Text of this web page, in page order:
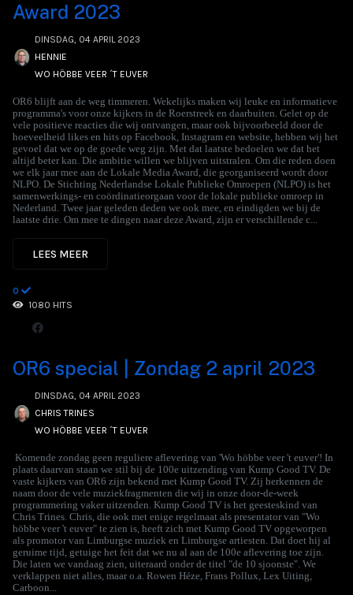
Award 2023
DINSDAG, 04 APRIL 2023
HENNIE
WO HÖBBE VEER ´T EUVER
OR6 blijft aan de weg timmeren. Wekelijks maken wij leuke en informatieve
programma's voor onze kijkers in de Roerstreek en daarbuiten. Gelet op de
vele positieve reacties die wij ontvangen, maar ook bijvoorbeeld door de
hoeveelheid likes en hits op Facebook, Instagram en website, hebben wij het
gevoel dat we op de goede weg zijn. Met dat laatste bedoelen we dat het
altijd beter kan. Die ambitie willen we blijven uitstralen. Om die reden doen
we elk jaar mee aan de Lokale Media Award, die georganiseerd wordt door
NLPO. De Stichting Nederlandse Lokale Publieke Omroepen (NLPO) is het
samenwerkings- en coördinatieorgaan voor de lokale publieke omroep in
Nederland. Twee jaar geleden deden we ook mee, en eindigden we bij de
laatste drie. Om mee te dingen naar deze Award, zijn er verschillende c...
LEES MEER
0
1080 HITS
OR6 special | Zondag 2 april 2023
DINSDAG, 04 APRIL 2023
CHRIS TRINES
WO HÖBBE VEER ´T EUVER
Komende zondag geen reguliere aflevering van 'Wo höbbe veer 't euver'! In
plaats daarvan staan we stil bij de 100e uitzending van Kump Good TV. De
vaste kijkers van OR6 zijn bekend met Kump Good TV. Zij herkennen de
naam door de vele muziekfragmenten die wij in onze door-de-week
programmering vaker uitzenden. Kump Good TV is het geesteskind van
Chris Trines. Chris, die ook met enige regelmaat als presentator van "Wo
höbbe veer 't euver" te zien is, heeft zich met Kump Good TV opgeworpen
als promotor van Limburgse muziek en Limburgse artiesten. Dat doet hij al
geruime tijd, getuige het feit dat we nu al aan de 100e aflevering toe zijn.
Die laten we vandaag zien, uiteraard onder de titel "de 10 sjoonste". We
verklappen niet alles, maar o.a. Rowen Héze, Frans Pollux, Lex Uiting,
Carboon...